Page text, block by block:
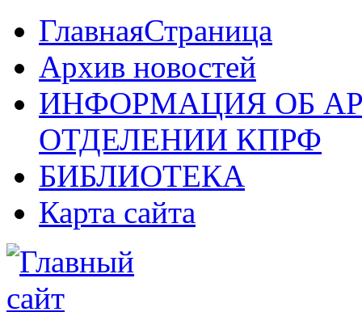
ГлавнаяСтраница
Архив новостей
ИНФОРМАЦИЯ ОБ
ОТДЕЛЕНИИ КПРФ
БИБЛИОТЕКА
Карта сайта